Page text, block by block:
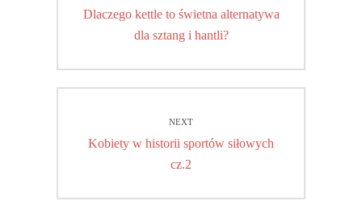
wpisuPrevious
Dlaczego kettle to świetna alternatywa
dla sztang i hantli?
NEXT
Next
Kobiety w historii sportów siłowych
cz.2